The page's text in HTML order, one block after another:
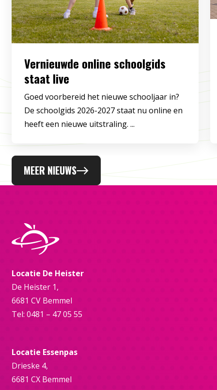
Vernieuwde online schoolgids
staat live
Goed voorbereid het nieuwe schooljaar in?
De schoolgids 2026-2027 staat nu online en
heeft een nieuwe uitstraling. ...
MEER NIEUWS
Locatie De Heister
De Heister 1,
6681 CV Bemmel
Tel: 0481 – 47 05 55
Locatie Essenpas
Drieske 4,
6681 CX Bemmel